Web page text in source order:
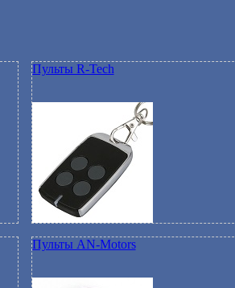
Пульты R-Tech
Пульты AN-Motors